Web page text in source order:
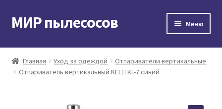
Перейти
к
Перейти
к
МИР пылесосов Меню
Главная
Мой аккаунт
Главная Уход за одеждой
Отпариватели вертикальные
Отпариватель вертикальный KELLI KL-7 синий